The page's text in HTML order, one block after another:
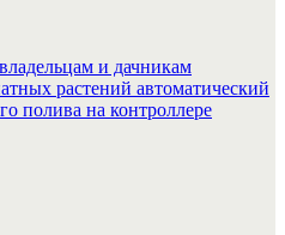
и дачникам
растений автоматический
полива на контроллере